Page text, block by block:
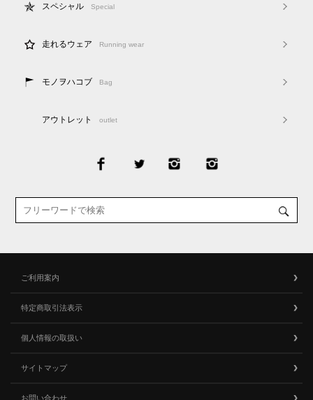
スペシャル Special
走れるウェア Running wear
モノヲハコブ Bag
アウトレット outlet
ご利用案内
特定商取引法表示
個人情報の取扱い
サイトマップ
お問い合わせ